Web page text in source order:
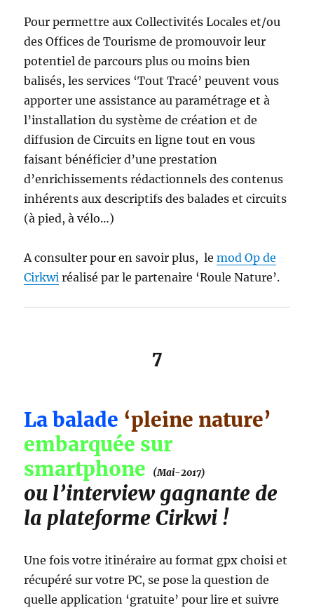
Pour permettre aux Collectivités Locales et/ou
des Offices de Tourisme de promouvoir leur
potentiel de parcours plus ou moins bien
balisés, les services ‘Tout Tracé’ peuvent vous
apporter une assistance au paramétrage et à
l’installation du système de création et de
diffusion de Circuits en ligne tout en vous
faisant bénéficier d’une prestation
d’enrichissements rédactionnels des contenus
inhérents aux descriptifs des balades et circuits
(à pied, à vélo…)
A consulter pour en savoir plus, lemod Op de
Cirkwi réalisé par le partenaire ‘Roule Nature’.
7
La balade ‘pleine nature’
embarquée sur
smartphone
(Mai-2017)
ou l’interview gagnante de
la plateforme Cirkwi !
Une fois votre itinéraire au format gpx choisi et
récupéré sur votre PC, se pose la question de
quelle application ‘gratuite’ pour lire et suivre